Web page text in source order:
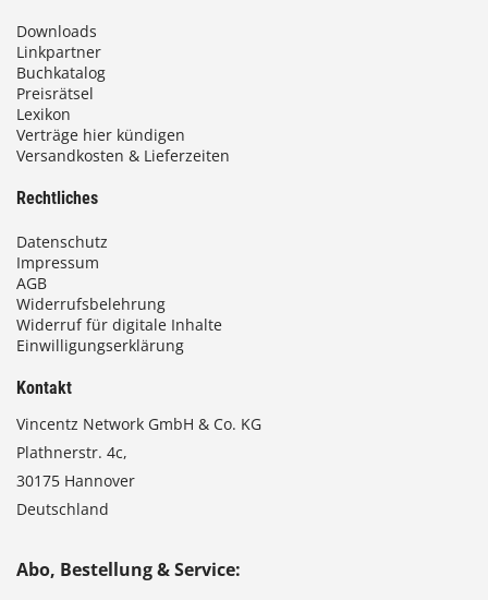
Downloads
Linkpartner
Buchkatalog
Preisrätsel
Lexikon
Verträge hier kündigen
Versandkosten & Lieferzeiten
Rechtliches
Datenschutz
Impressum
AGB
Widerrufsbelehrung
Widerruf für digitale Inhalte
Einwilligungserklärung
Kontakt
Vincentz Network GmbH & Co. KG
Plathnerstr. 4c,
30175 Hannover
Deutschland
Abo, Bestellung & Service: